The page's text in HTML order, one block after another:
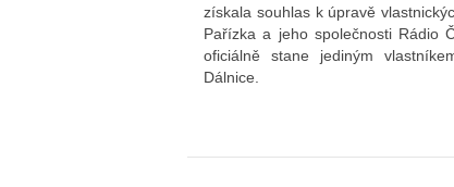
získala souhlas k úpravě
Pařízka a jeho společnosti Rádio
oficiálně stane jediným
Dálnice.